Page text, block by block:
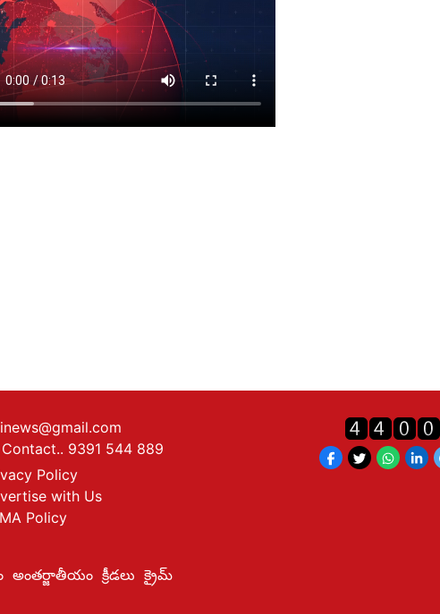
9391 544 889
Policy
with Us
Policy
అంతర్జాతీయం క్రీడలు క్రైమ్